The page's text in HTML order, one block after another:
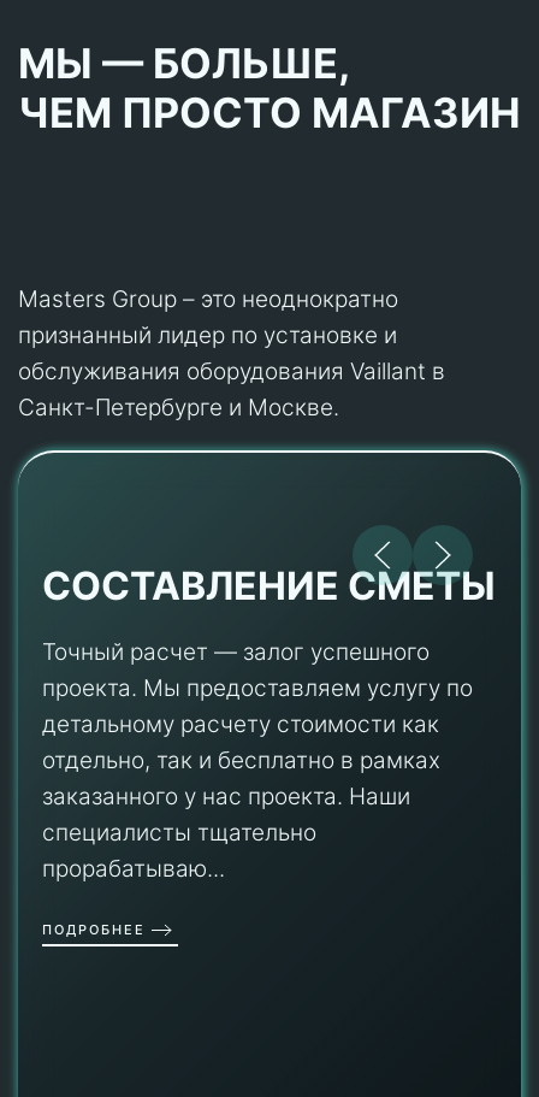
МЫ — БОЛЬШЕ,
ЧЕМ ПРОСТО МАГАЗИН
Masters Group – это неоднократно
признанный лидер по установке и
обслуживания оборудования Vaillant в
Санкт-Петербурге и Москве.
СОСТАВЛЕНИЕ СМЕТЫ
Точный расчет — залог успешного
проекта. Мы предоставляем услугу по
детальному расчету стоимости как
отдельно, так и бесплатно в рамках
заказанного у нас проекта. Наши
специалисты тщательно
прорабатываю...
ПОДРОБНЕЕ